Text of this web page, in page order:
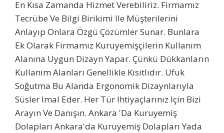
En Kısa Zamanda Hizmet Verebiliriz. Firmamız
Tecrübe Ve Bilgi Birikimi Ile Müşterilerini
Anlayıp Onlara Özgü Çözümler Sunar. Bunlara
Ek Olarak Firmamız Kuruyemişçilerin Kullanım
Alanına Uygun Dizayn Yapar. Çünkü Dükkanların
Kullanım Alanları Genellikle Kısıtlıdır. Ufuk
Soğutma Bu Alanda Ergonomik Dizaynlarıyla
Süsler Imal Eder. Her Tür Ihtiyaçlarınız Için Bizi
Arayın Ve Danışın. Ankara 'da Kuruyemiş
Dolapları Ankara'da Kuruyemiş Dolapları Yada